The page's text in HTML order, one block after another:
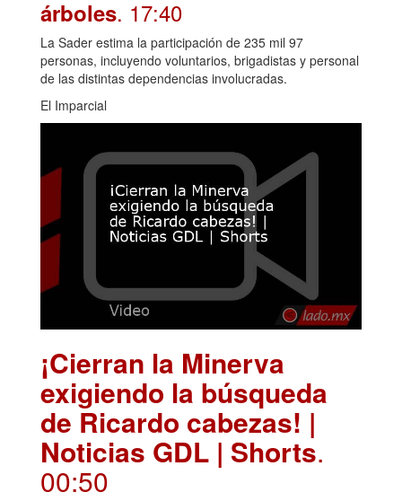
árboles. 17:40
La Sader estima la participación de 235 mil 97
personas, incluyendo voluntarios, brigadistas y personal
de las distintas dependencias involucradas.
El Imparcial
¡Cierran la Minerva
exigiendo la búsqueda
de Ricardo cabezas! |
Noticias GDL | Shorts.
00:50